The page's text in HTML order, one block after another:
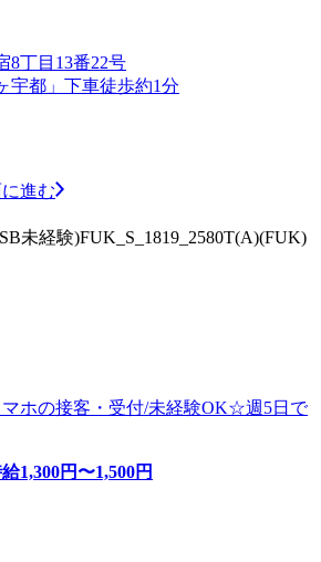
8丁目13番22号
宇都」下車徒歩約1分
進む
未経験)FUK_S_1819_2580T(A)(FUK)
マホの接客・受付/未経験OK☆週5日で
1,300円〜1,500円